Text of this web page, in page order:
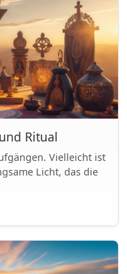
Ritual
Vielleicht ist
Licht, das die